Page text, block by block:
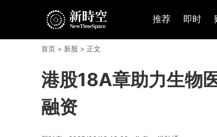
推荐 即时
首页 > 新股 > 正文
港股18A章助力生物
融资